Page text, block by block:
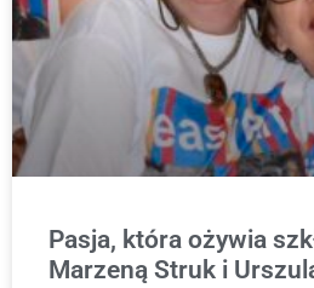
Pasja, która ożywia
Marzeną Struk i